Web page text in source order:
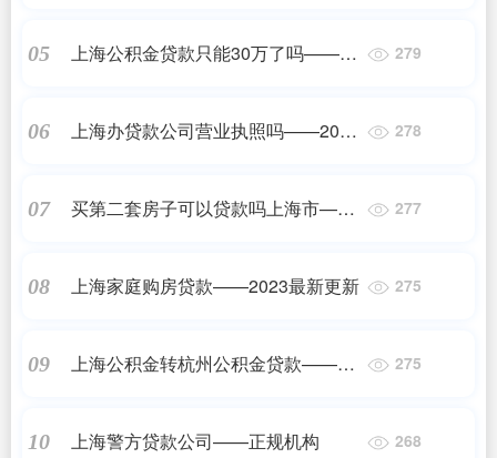
05
上海公积金贷款只能30万了吗——
279
06
上海办贷款公司营业执照吗——2023
278
07
买第二套房子可以贷款吗上海市——
277
08 上海家庭购房贷款——2023最新更新 275
09
上海公积金转杭州公积金贷款——正
275
10 上海警方贷款公司——正规机构 268